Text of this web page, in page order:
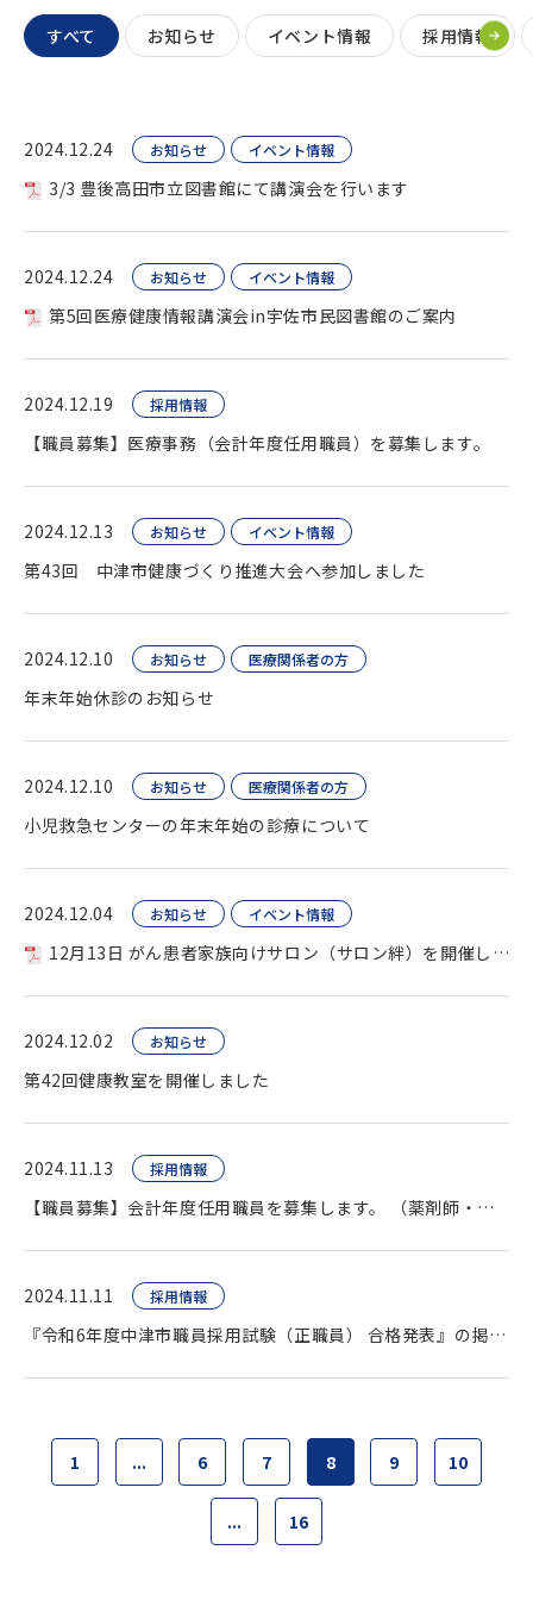
すべて お知らせ イベント情報 採用情報
2024.12.24 お知らせ イベント情報
3/3 豊後高田市立図書館にて講演会を行います
2024.12.24 お知らせ イベント情報
第5回医療健康情報講演会in宇佐市民図書館のご案内
2024.12.19 採用情報
【職員募集】医療事務（会計年度任用職員）を募集します。
2024.12.13 お知らせ イベント情報
第43回 中津市健康づくり推進大会へ参加しました
2024.12.10 お知らせ 医療関係者の方
年末年始休診のお知らせ
2024.12.10 お知らせ 医療関係者の方
小児救急センターの年末年始の診療について
2024.12.04 お知らせ イベント情報
12月13日 がん患者家族向けサロン（サロン絆）を開催します
2024.12.02 お知らせ
第42回健康教室を開催しました
2024.11.13 採用情報
【職員募集】会計年度任用職員を募集します。 （薬剤師・臨床検査技師・看護師ほか）
2024.11.11 採用情報
『令和6年度中津市職員採用試験（正職員） 合格発表』の掲載をいたしました。
1 ... 6 7 8 9 10
... 16